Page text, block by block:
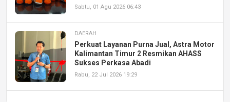
Sabtu, 01 Agu 2026 06:43
DAERAH
Perkuat Layanan Purna Jual, Astra Motor
Kalimantan Timur 2 Resmikan AHASS
Sukses Perkasa Abadi
Rabu, 22 Jul 2026 19:29